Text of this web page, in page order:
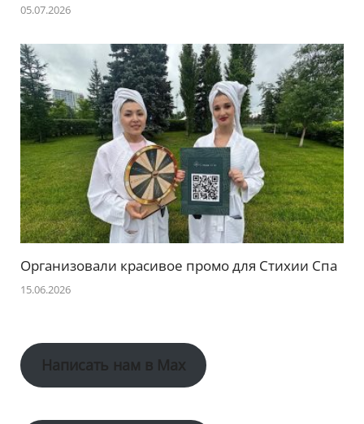
05.07.2026
Организовали красивое промо для Стихии Спа
15.06.2026
Написать нам в Max